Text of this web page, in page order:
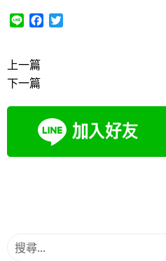
e
o
k
r
上一篇
下一篇